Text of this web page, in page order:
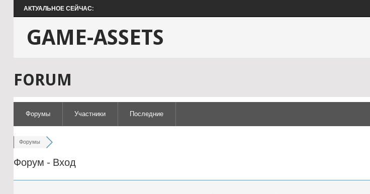
АКТУАЛЬНОЕ СЕЙЧАС:
GAME-ASSETS
FORUM
Форумы Участники Последние
Форумы
Форум - Вход